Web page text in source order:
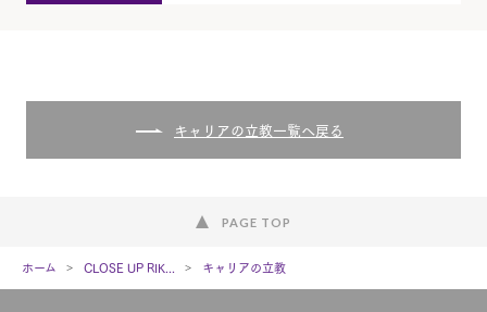
キャリアの立教一覧へ戻る
PAGE TOP
ホーム CLOSE UP RIK... キャリアの立教